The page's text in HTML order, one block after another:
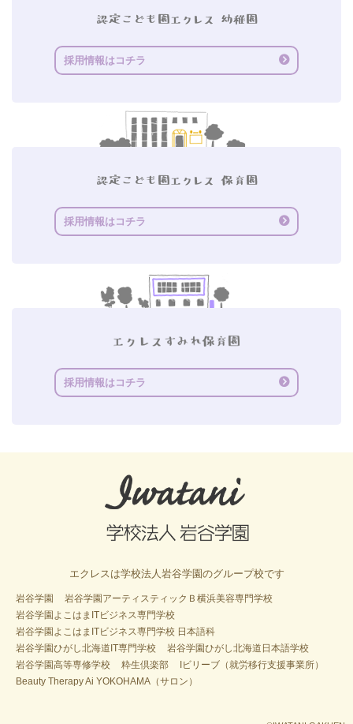
採用情報はコチラ
採用情報はコチラ
採用情報はコチラ
エクレスは学校法人岩谷学園のグループ校です
岩谷学園
岩谷学園アーティスティックＢ横浜美容専門学校
岩谷学園よこはまITビジネス専門学校
岩谷学園よこはまITビジネス専門学校 日本語科
岩谷学園ひがし北海道IT専門学校
岩谷学園ひがし北海道日本語学校
岩谷学園高等専修学校
粋生倶楽部
Iビリーブ（就労移行支援事業所）
Beauty Therapy Ai YOKOHAMA（サロン）